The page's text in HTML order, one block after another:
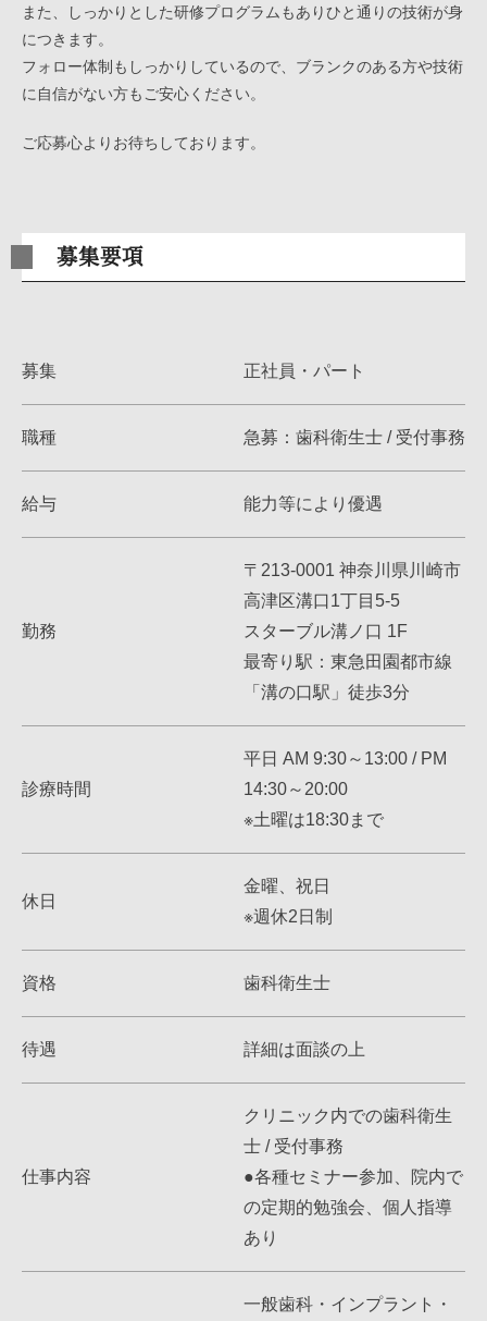
また、しっかりとした研修プログラムもありひと通りの技術が身
につきます。
フォロー体制もしっかりしているので、ブランクのある方や技術
に自信がない方もご安心ください。
ご応募心よりお待ちしております。
募集要項
募集 正社員・パート
職種 急募：歯科衛生士 / 受付事務
給与 能力等により優遇
勤務
〒213-0001 神奈川県川崎市
高津区溝口1丁目5-5
スターブル溝ノ口 1F
最寄り駅：東急田園都市線
「溝の口駅」徒歩3分
診療時間
平日 AM 9:30～13:00 / PM
14:30～20:00
※土曜は18:30まで
休日
金曜、祝日
※週休2日制
資格 歯科衛生士
待遇 詳細は面談の上
仕事内容
クリニック内での歯科衛生
士 / 受付事務
●各種セミナー参加、院内で
の定期的勉強会、個人指導
あり
一般歯科・インプラント・